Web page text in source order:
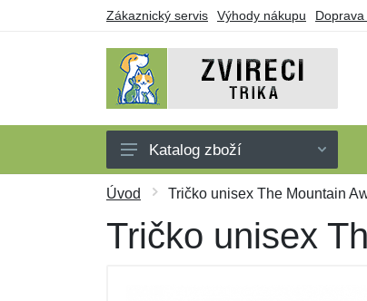
Zákaznický servis Výhody nákupu
Trička
Tílka
Katalog zboží
Úvod Tričko unisex The Mountain
Tričko unisex